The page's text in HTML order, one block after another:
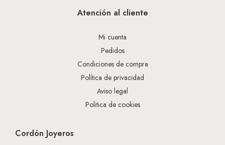
Atención al cliente
Mi cuenta
Pedidos
Condiciones de compra
Política de privacidad
Aviso legal
Politica de cookies
Cordón Joyeros